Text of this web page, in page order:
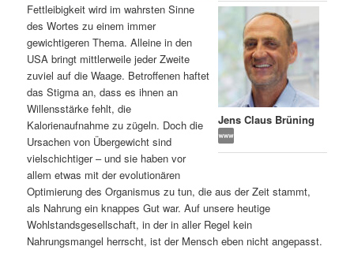
a
l
t
s
p
r
n
h
a
l
t
s
Jens Claus Brüning
Fettleibigkeit wird im wahrsten Sinne
des Wortes zu einem immer
gewichtigeren Thema. Alleine in den
USA bringt mittlerweile jeder Zweite
zuviel auf die Waage. Betroffenen haftet
das Stigma an, dass es ihnen an
Willensstärke fehlt, die
Kalorienaufnahme zu zügeln. Doch die
Ursachen von Übergewicht sind
vielschichtiger – und sie haben vor
allem etwas mit der evolutionären
Optimierung des Organismus zu tun, die aus der Zeit stammt,
als Nahrung ein knappes Gut war. Auf unsere heutige
Wohlstandsgesellschaft, in der in aller Regel kein
Nahrungsmangel herrscht, ist der Mensch eben nicht angepasst.